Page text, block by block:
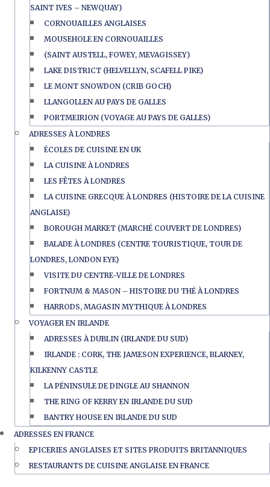
SAINT IVES – NEWQUAY)
CORNOUAILLES ANGLAISES
MOUSEHOLE EN CORNOUAILLES
(SAINT AUSTELL, FOWEY, MEVAGISSEY)
LAKE DISTRICT (HELVELLYN, SCAFELL PIKE)
LE MONT SNOWDON (CRIB GOCH)
LLANGOLLEN AU PAYS DE GALLES
PORTMEIRION (VOYAGE AU PAYS DE GALLES)
ADRESSES À LONDRES
ÉCOLES DE CUISINE EN UK
LA CUISINE À LONDRES
LES FÊTES À LONDRES
LA CUISINE GRECQUE À LONDRES (HISTOIRE DE LA CUISINE
ANGLAISE)
BOROUGH MARKET (MARCHÉ COUVERT DE LONDRES)
BALADE À LONDRES (CENTRE TOURISTIQUE, TOUR DE
LONDRES, LONDON EYE)
VISITE DU CENTRE-VILLE DE LONDRES
FORTNUM & MASON – HISTOIRE DU THÉ À LONDRES
HARRODS, MAGASIN MYTHIQUE À LONDRES
VOYAGER EN IRLANDE
ADRESSES À DUBLIN (IRLANDE DU SUD)
IRLANDE : CORK, THE JAMESON EXPERIENCE, BLARNEY,
KILKENNY CASTLE
LA PÉNINSULE DE DINGLE AU SHANNON
THE RING OF KERRY EN IRLANDE DU SUD
BANTRY HOUSE EN IRLANDE DU SUD
ADRESSES EN FRANCE
EPICERIES ANGLAISES ET SITES PRODUITS BRITANNIQUES
RESTAURANTS DE CUISINE ANGLAISE EN FRANCE